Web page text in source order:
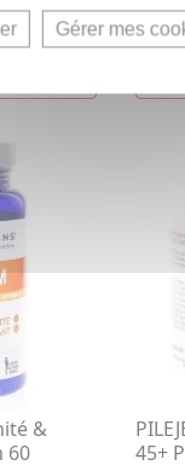
&
60
45+
Gérer mes